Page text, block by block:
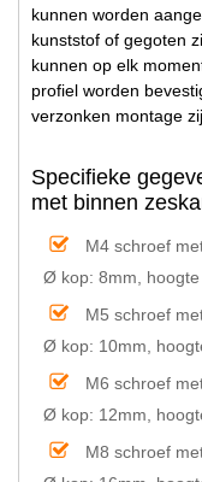
kunnen worden
kunststof of gegoten
kunnen op elk
profiel worden
verzonken montage
Specifieke
met binnen
M4 schroef
Ø kop: 8mm,
M5 schroef
Ø kop: 10mm,
M6 schroef
Ø kop: 12mm,
M8 schroef